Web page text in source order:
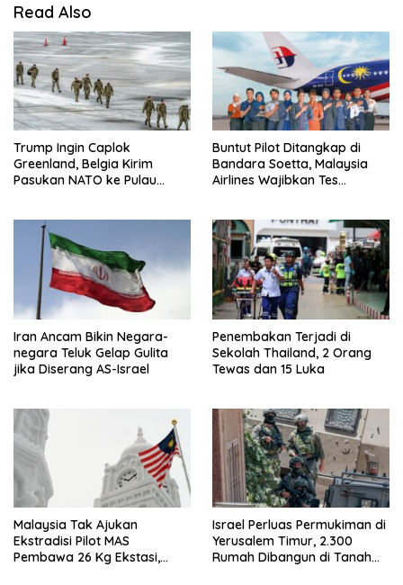
Read Also
Trump Ingin Caplok
Greenland, Belgia Kirim
Pasukan NATO ke Pulau
Buntut Pilot Ditangkap di
Bandara Soetta, Malaysia
Airlines Wajibkan Tes
Iran Ancam Bikin Negara-
negara Teluk Gelap Gulita
jika Diserang AS-Israel
Penembakan Terjadi di
Sekolah Thailand, 2 Orang
Tewas dan 15 Luka
Malaysia Tak Ajukan
Ekstradisi Pilot MAS
Pembawa 26 Kg Ekstasi,
Israel Perluas Permukiman di
Yerusalem Timur, 2.300
Rumah Dibangun di Tanah